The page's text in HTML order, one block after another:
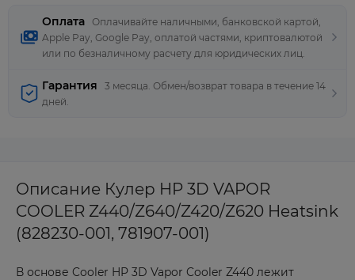
Оплата
Оплачивайте наличными, банковской картой,
Apple Pay, Google Pay, оплатой частями, криптовалютой
или по безналичному расчету для юридических лиц.
Гарантия
3 месяца. Обмен/возврат товара в течение 14
дней.
Описание Кулер HP 3D VAPOR
COOLER Z440/Z640/Z420/Z620 Heatsink
(828230-001, 781907-001)
В основе Cooler HP 3D Vapor Cooler Z440 лежит